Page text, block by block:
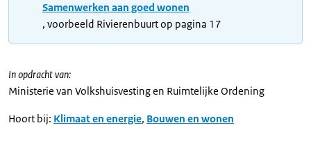
Samenwerken aan goed wonen
, voorbeeld Rivierenbuurt op pagina 17
In opdracht van:
Ministerie van Volkshuisvesting en Ruimtelijke Ordening
Hoort bij: Klimaat en energie, Bouwen en wonen